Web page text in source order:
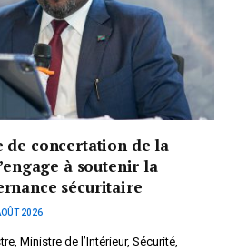
de concertation de la
à soutenir la
sécuritaire
2026
Ministre de l’Intérieur, Sécurité,